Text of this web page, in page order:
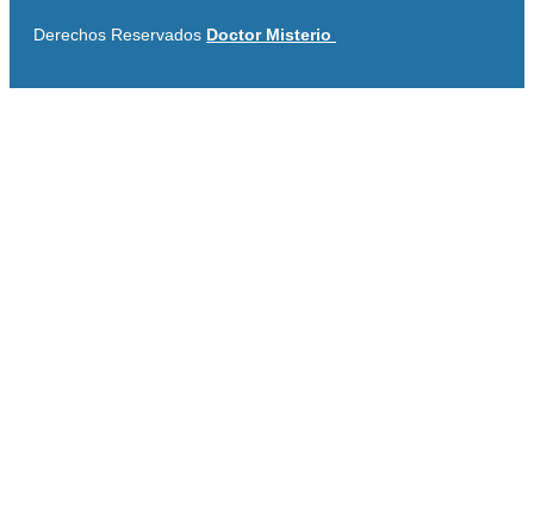
Derechos Reservados Doctor Misterio